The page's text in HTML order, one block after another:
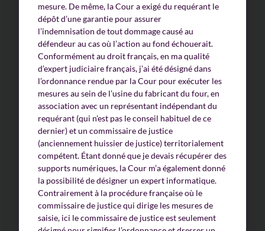
mesure. De même, la Cour a exigé du requérant le
dépôt d’une garantie pour assurer
l’indemnisation de tout dommage causé au
défendeur au cas où l’action au fond échouerait.
Conformément au droit français, en ma qualité
d’expert judiciaire français, j’ai été désigné dans
l’ordonnance rendue par la Cour pour exécuter les
mesures au sein de l’usine du fabricant du four, en
association avec un représentant indépendant du
requérant (qui n’est pas le conseil habituel de ce
dernier) et un commissaire de justice
(anciennement huissier de justice) territorialement
compétent. Étant donné que je devais récupérer des
supports numériques, la Cour m’a également donné
la possibilité de désigner un expert informatique.
Contrairement à la procédure française où le
commissaire de justice qui dirige les mesures de
saisie, ici le commissaire de justice est seulement